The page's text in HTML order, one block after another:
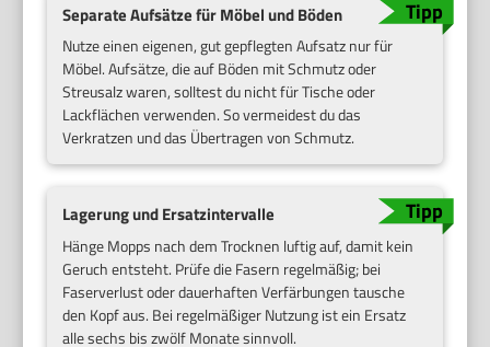
Separate Aufsätze für Möbel und Böden
Nutze einen eigenen, gut gepflegten Aufsatz nur für
Möbel. Aufsätze, die auf Böden mit Schmutz oder
Streusalz waren, solltest du nicht für Tische oder
Lackflächen verwenden. So vermeidest du das
Verkratzen und das Übertragen von Schmutz.
Lagerung und Ersatzintervalle
Hänge Mopps nach dem Trocknen luftig auf, damit kein
Geruch entsteht. Prüfe die Fasern regelmäßig; bei
Faserverlust oder dauerhaften Verfärbungen tausche
den Kopf aus. Bei regelmäßiger Nutzung ist ein Ersatz
alle sechs bis zwölf Monate sinnvoll.